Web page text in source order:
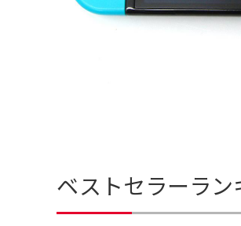
ベストセラーラン